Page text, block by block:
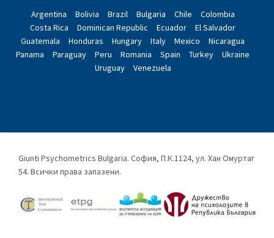
Argentina Bolivia Brazil Bulgaria Chile
Colombia
Costa Rica
Dominican Republic Ecuador
El Salvador
Guatemala
Honduras Hungary Italy Mexico
Nicaragua
Panama
Paraguay Peru Romania Spain Turkey
Ukraine
Uruguay
Venezuela
Giunti Psychometrics Bulgaria. София, П.К.1124, ул. Хан Омуртаг
54. Всички права запазени.